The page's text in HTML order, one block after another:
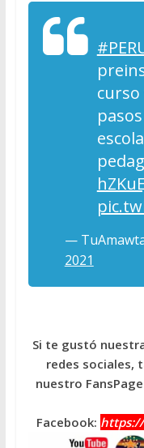
—
2021
Si te gustó
redes sociales,
nuestro
Facebook: